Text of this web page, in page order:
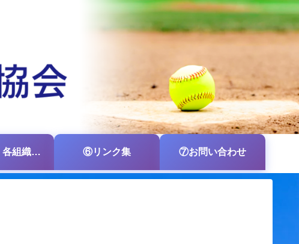
⑤各支部・各組織の掲示板 ⑥リンク集 ⑦お問い合わせ